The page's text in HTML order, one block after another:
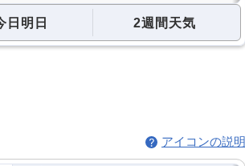
日明日 2週間天気
アイコンの説明